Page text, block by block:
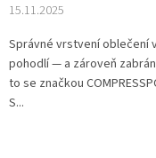
15.11.2025
Správné vrstvení oblečení
pohodlí — a zároveň
to se značkou
S...